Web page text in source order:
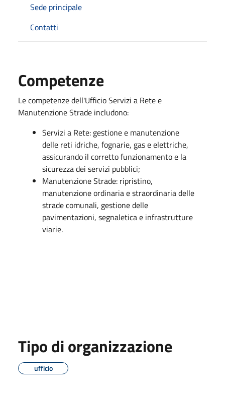
Sede principale
Contatti
Competenze
Le competenze dell'Ufficio Servizi a Rete e
Manutenzione Strade includono:
Servizi a Rete: gestione e manutenzione
delle reti idriche, fognarie, gas e elettriche,
assicurando il corretto funzionamento e la
sicurezza dei servizi pubblici;
Manutenzione Strade: ripristino,
manutenzione ordinaria e straordinaria delle
strade comunali, gestione delle
pavimentazioni, segnaletica e infrastrutture
viarie.
Tipo di organizzazione
ufficio